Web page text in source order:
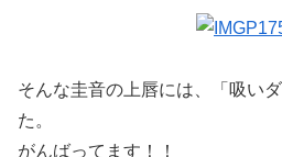
そんな圭音の上唇には、「吸い
た。
がんばってます！！